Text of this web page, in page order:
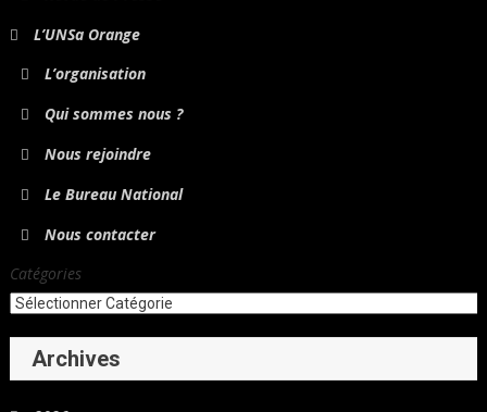
L’UNSa Orange
L’organisation
Qui sommes nous ?
Nous rejoindre
Le Bureau National
Nous contacter
Catégories
Archives